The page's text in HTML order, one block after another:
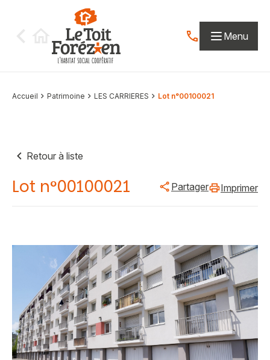
Contactez-nous
Menu
Accueil Patrimoine LES CARRIERES Lot n°00100021
Retour à liste
Lot n°00100021 Partager Imprimer